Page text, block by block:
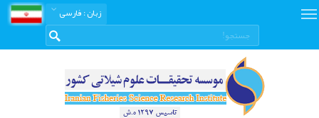
زبان: فارسی